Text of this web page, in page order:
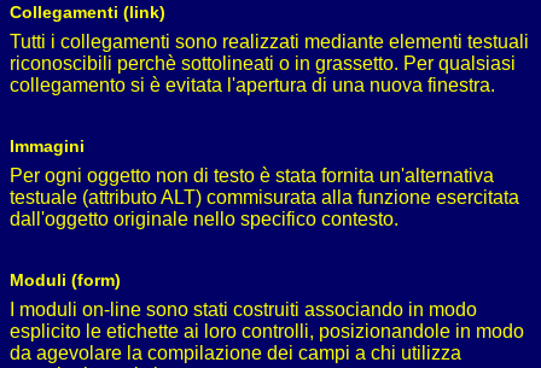
Collegamenti (link)
Tutti i collegamenti sono realizzati mediante elementi testuali
riconoscibili perchè sottolineati o in grassetto. Per qualsiasi
collegamento si è evitata l'apertura di una nuova finestra.
Immagini
Per ogni oggetto non di testo è stata fornita un'alternativa
testuale (attributo ALT) commisurata alla funzione esercitata
dall'oggetto originale nello specifico contesto.
Moduli (form)
I moduli on-line sono stati costruiti associando in modo
esplicito le etichette ai loro controlli, posizionandole in modo
da agevolare la compilazione dei campi a chi utilizza